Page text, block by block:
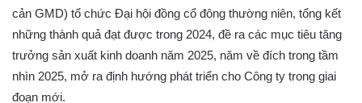
cản GMD) tổ chức Đại hội đồng cổ đông thường niên, tổng kết
những thành quả đạt được trong 2024, đề ra các mục tiêu tăng
trưởng sản xuất kinh doanh năm 2025, năm về đích trong tầm
nhìn 2025, mở ra định hướng phát triển cho Công ty trong giai
đoạn mới.